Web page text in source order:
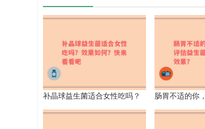
补晶球益生菌适合女性吃吗？
效果如何？快来看看吧
肠胃不适的你
生菌颗粒的真